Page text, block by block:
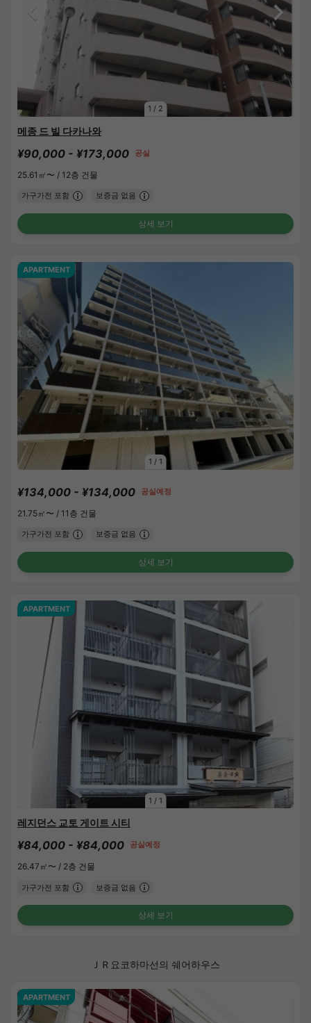
1 / 2
메종 드 빌 다카나와
¥90,000 - ¥173,000 공실
25.61㎡〜 / 12층 건물
가구가전 포함 보증금 없음
상세 보기
1 / 1
APARTMENT
¥134,000 - ¥134,000 공실예정
21.75㎡〜 / 11층 건물
가구가전 포함 보증금 없음
상세 보기
1 / 1
APARTMENT
레지던스 교토 게이트 시티
¥84,000 - ¥84,000 공실예정
26.47㎡〜 / 2층 건물
가구가전 포함 보증금 없음
상세 보기
ＪＲ요코하마선의 쉐어하우스
APARTMENT